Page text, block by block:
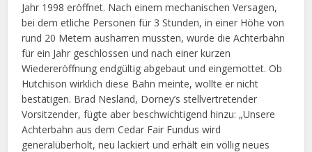
Jahr 1998 eröffnet. Nach einem mechanischen Versagen,
bei dem etliche Personen für 3 Stunden, in einer Höhe von
rund 20 Metern ausharren mussten, wurde die Achterbahn
für ein Jahr geschlossen und nach einer kurzen
Wiedereröffnung endgültig abgebaut und eingemottet. Ob
Hutchison wirklich diese Bahn meinte, wollte er nicht
bestätigen. Brad Nesland, Dorney’s stellvertretender
Vorsitzender, fügte aber beschwichtigend hinzu: „Unsere
Achterbahn aus dem Cedar Fair Fundus wird
generalüberholt, neu lackiert und erhält ein völlig neues